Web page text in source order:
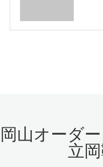
岡山オーダ
立